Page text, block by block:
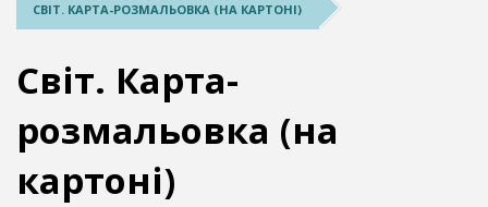
СВІТ. КАРТА-РОЗМАЛЬОВКА (НА КАРТОНІ)
Світ. Карта-
розмальовка (на
картоні)